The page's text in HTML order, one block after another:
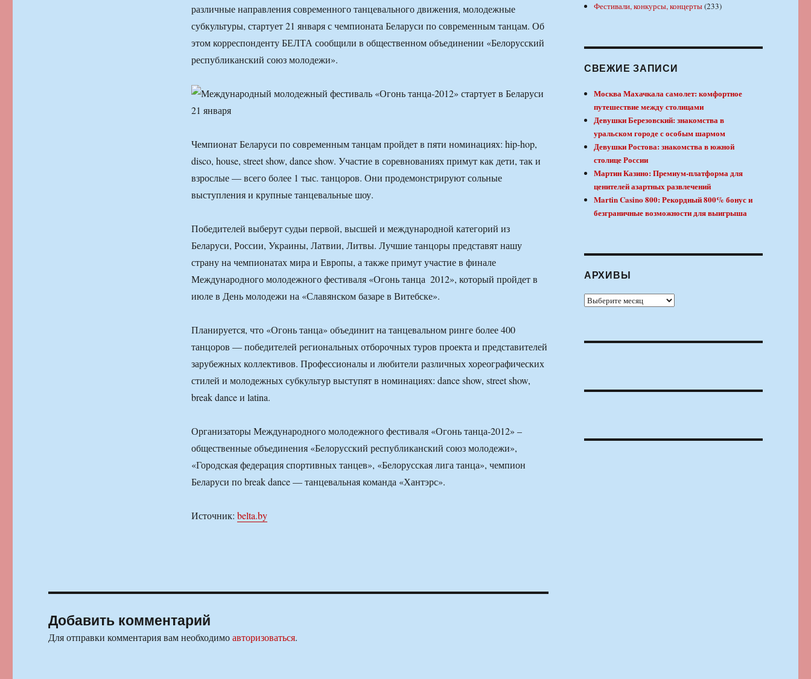
различные направления современного танцевального движения, молодежные
субкультуры, стартует 21 января с чемпионата Беларуси по современным танцам. Об
этом корреспонденту БЕЛТА сообщили в общественном объединении «Белорусский
республиканский союз молодежи».
Чемпионат Беларуси по современным танцам пройдет в пяти номинациях: hip-hop,
disco, house, street show, dance show. Участие в соревнованиях примут как дети, так и
взрослые — всего более 1 тыс. танцоров. Они продемонстрируют сольные
выступления и крупные танцевальные шоу.
Победителей выберут судьи первой, высшей и международной категорий из
Беларуси, России, Украины, Латвии, Литвы. Лучшие танцоры представят нашу
страну на чемпионатах мира и Европы, а также примут участие в финале
Международного молодежного фестиваля «Огонь танца ­ 2012», который пройдет в
июле в День молодежи на «Славянском базаре в Витебске».
Планируется, что «Огонь танца» объединит на танцевальном ринге более 400
танцоров — победителей региональных отборочных туров проекта и представителей
зарубежных коллективов. Профессионалы и любители различных хореографических
стилей и молодежных субкультур выступят в номинациях: dance show, street show,
break dance и latina.
Организаторы Международного молодежного фестиваля «Огонь танца-2012» –
общественные объединения «Белорусский республиканский союз молодежи»,
«Городская федерация спортивных танцев», «Белорусская лига танца», чемпион
Беларуси по break dance — танцевальная команда «Хантэрс».
Источник: belta.by
Добавить комментарий
Для отправки комментария вам необходимоавторизоваться.
Фестивали, конкурсы, концерты(233)
СВЕЖИЕ ЗАПИСИ
Москва Махачкала самолет: комфортное
путешествие между столицами
Девушки Березовский: знакомства в
уральском городе с особым шармом
Девушки Ростова: знакомства в южной
столице России
Мартин Казино: Премиум-платформа для
ценителей азартных развлечений
Martin Casino 800: Рекордный 800% бонус и
безграничные возможности для выигрыша
АРХИВЫ
Архивы